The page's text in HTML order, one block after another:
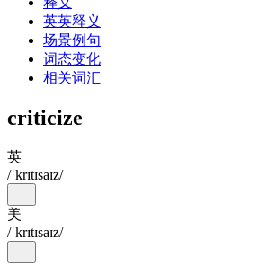
英英释义
场景例句
词态变化
相关词汇
criticize
英
/ˈkrɪtɪsaɪz/
美
/ˈkrɪtɪsaɪz/